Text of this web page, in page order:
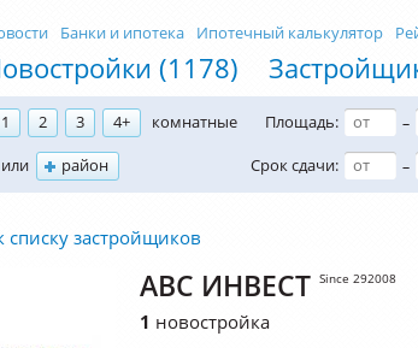
(1178)
Банки и ипотека Ипотечный калькулятор
1 2 3 4+
комнатные
или район
Площадь: –
Срок сдачи: –
списку застройщиков
АВС ИНВЕСТ Since 292008
1 новостройка